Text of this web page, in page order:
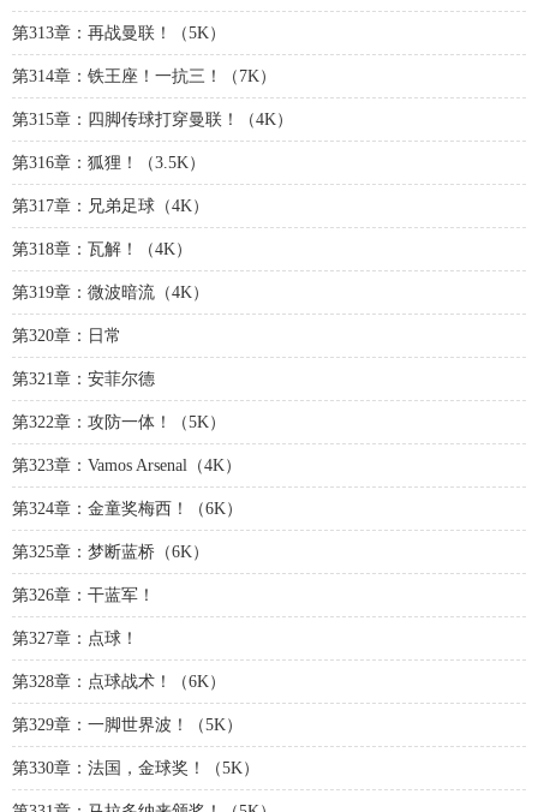
第313章：再战曼联！（5K）
第314章：铁王座！一抗三！（7K）
第315章：四脚传球打穿曼联！（4K）
第316章：狐狸！（3.5K）
第317章：兄弟足球（4K）
第318章：瓦解！（4K）
第319章：微波暗流（4K）
第320章：日常
第321章：安菲尔德
第322章：攻防一体！（5K）
第323章：Vamos Arsenal（4K）
第324章：金童奖梅西！（6K）
第325章：梦断蓝桥（6K）
第326章：干蓝军！
第327章：点球！
第328章：点球战术！（6K）
第329章：一脚世界波！（5K）
第330章：法国，金球奖！（5K）